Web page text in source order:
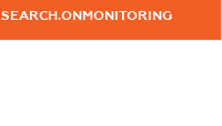
SEARCH.ONMONITORING